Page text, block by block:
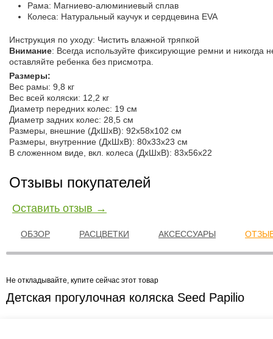
Рама: Магниево-алюминиевый сплав
Колеса: Натуральный каучук и сердцевина EVA
Инструкция по уходу: Чистить влажной тряпкой
Внимание: Всегда используйте фиксирующие ремни и никогда
оставляйте ребенка без присмотра.
Размеры:
Вес рамы: 9,8 кг
Вес всей коляски: 12,2 кг
Диаметр передних колес: 19 см
Диаметр задних колес: 28,5 см
Размеры, внешние (ДхШхВ): 92х58х102 см
Размеры, внутренние (ДхШхВ): 80х33х23 см
В сложенном виде, вкл. колеса (ДхШхВ): 83х56х22
Отзывы покупателей
Оставить отзыв →
ОБЗОР РАСЦВЕТКИ АКСЕССУАРЫ
Не откладывайте, купите сейчас этот товар
Детская прогулочная коляска Seed Papilio